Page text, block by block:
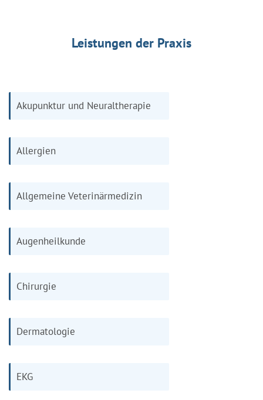
Leistungen der Praxis
Akupunktur und Neuraltherapie
Allergien
Allgemeine Veterinärmedizin
Augenheilkunde
Chirurgie
Dermatologie
EKG